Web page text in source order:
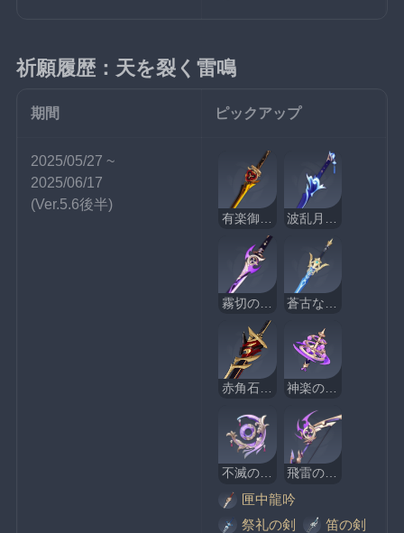
祈願履歴：天を裂く雷鳴
期間 ピックアップ
2025/05/27 ~
2025/06/17
(Ver.5.6後半)
霧切の廻光
赤角石塵滅砕 神楽の真意
不滅の月華 飛雷の鳴弦
匣中龍吟
祭礼の剣
笛の剣